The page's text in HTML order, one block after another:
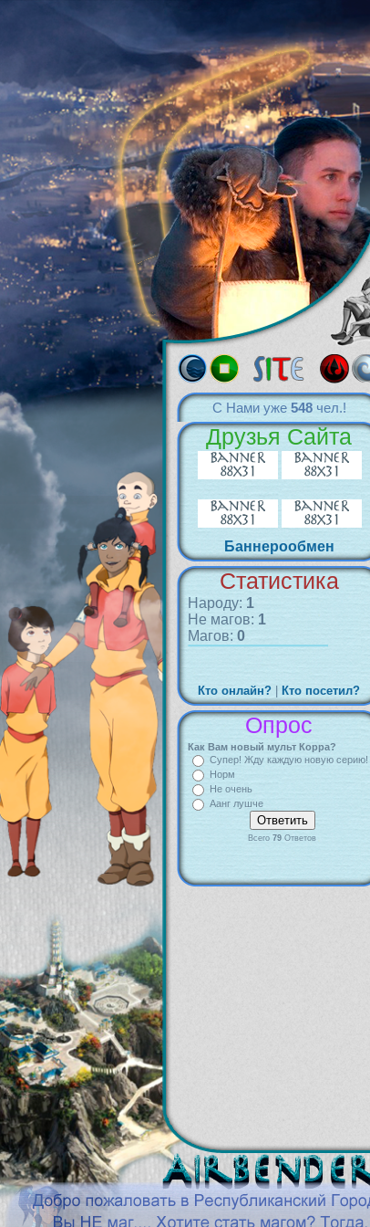
С Нами уже 548чел.!
Друзья Сайта
Баннерообмен
Статистика
Народу: 1
Не магов: 1
Магов: 0
Кто онлайн? Кто посетил?
Опрос
Как Вам новый мульт Корра?
Супер! Жду каждую новую серию!
Норм
Не очень
Аанг лушче
Всего 79 Ответов